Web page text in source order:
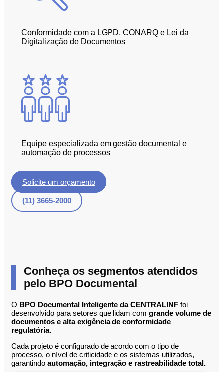
Conformidade com a LGPD, CONARQ e Lei da
Digitalização de Documentos
Equipe especializada em gestão documental e
automação de processos
Solicite um orçamento
(11) 3665-2000
Conheça os segmentos atendidos
pelo BPO Documental
O BPO Documental Inteligente da CENTRALINF foi
desenvolvido para setores que lidam com grande volume de
documentos e alta exigência de conformidade
regulatória.
Cada projeto é configurado de acordo com o tipo de
processo, o nível de criticidade e os sistemas utilizados,
garantindo automação, integração e rastreabilidade total.